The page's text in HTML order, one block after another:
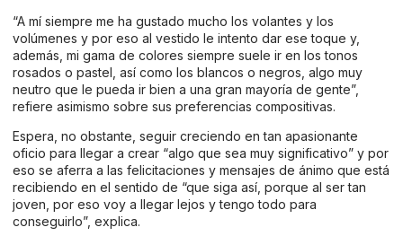
“A mí siempre me ha gustado mucho los volantes y los
volúmenes y por eso al vestido le intento dar ese toque y,
además, mi gama de colores siempre suele ir en los tonos
rosados o pastel, así como los blancos o negros, algo muy
neutro que le pueda ir bien a una gran mayoría de gente”,
refiere asimismo sobre sus preferencias compositivas.
Espera, no obstante, seguir creciendo en tan apasionante
oficio para llegar a crear “algo que sea muy significativo” y por
eso se aferra a las felicitaciones y mensajes de ánimo que está
recibiendo en el sentido de “que siga así, porque al ser tan
joven, por eso voy a llegar lejos y tengo todo para
conseguirlo”, explica.